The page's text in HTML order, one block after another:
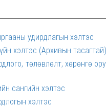
удирдлагын хэлтэс
хэлтэс (Архивын тасагтай)
төлөвлөлт, хөрөнгө
сангийн хэлтэс
хэлтэс